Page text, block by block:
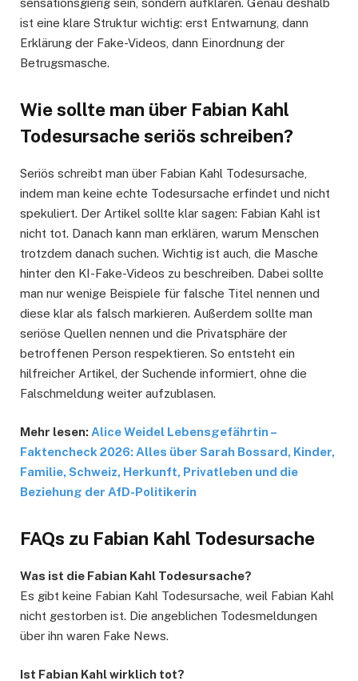
ist eine klare Struktur wichtig: erst Entwarnung, dann
Erklärung der Fake-Videos, dann Einordnung der
Betrugsmasche.
Wie sollte man über Fabian Kahl
Todesursache seriös schreiben?
Seriös schreibt man über Fabian Kahl Todesursache,
indem man keine echte Todesursache erfindet und nicht
spekuliert. Der Artikel sollte klar sagen: Fabian Kahl ist
nicht tot. Danach kann man erklären, warum Menschen
trotzdem danach suchen. Wichtig ist auch, die Masche
hinter den KI-Fake-Videos zu beschreiben. Dabei sollte
man nur wenige Beispiele für falsche Titel nennen und
diese klar als falsch markieren. Außerdem sollte man
seriöse Quellen nennen und die Privatsphäre der
betroffenen Person respektieren. So entsteht ein
hilfreicher Artikel, der Suchende informiert, ohne die
Falschmeldung weiter aufzublasen.
Mehr lesen: Alice Weidel Lebensgefährtin –
Faktencheck 2026: Alles über Sarah Bossard, Kinder,
Familie, Schweiz, Herkunft, Privatleben und die
Beziehung der AfD-Politikerin
FAQs zu Fabian Kahl Todesursache
Was ist die Fabian Kahl Todesursache?
Es gibt keine Fabian Kahl Todesursache, weil Fabian Kahl
nicht gestorben ist. Die angeblichen Todesmeldungen
über ihn waren Fake News.
Ist Fabian Kahl wirklich tot?